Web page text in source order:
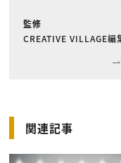
監修
CREATIVE VILLAGE編
関連記事